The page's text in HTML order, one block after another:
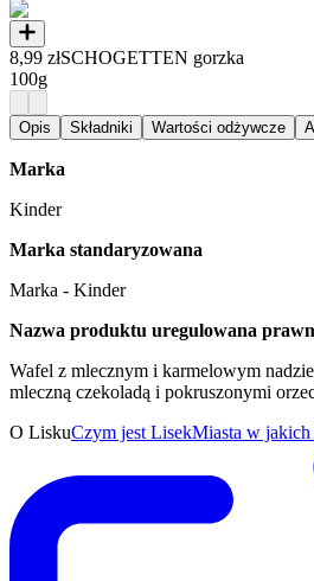
8,99 złSCHOGETTEN gorzka
100g
Opis Składniki Wartości odżywcze
Marka
Kinder
Marka standaryzowana
Marka - Kinder
Nazwa produktu uregulowana
Wafel z mlecznym i karmelowym
mleczną czekoladą i pokruszonymi
O LiskuCzym jest LisekMiasta w jakich